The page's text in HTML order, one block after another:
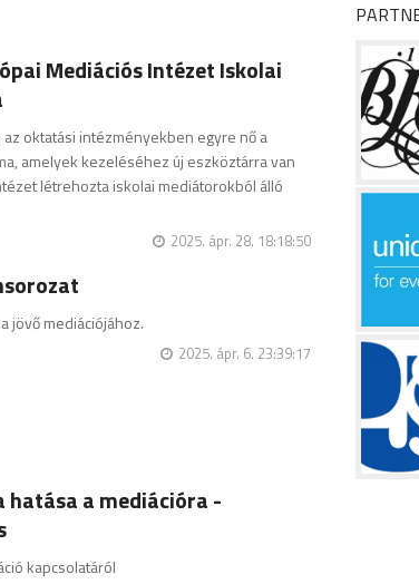
Mediációs Intézet Iskolai
oktatási intézményekben egyre nő a
amelyek kezeléséhez új eszköztárra van
létrehozta iskolai mediátorokból álló
2025. ápr. 28. 18:18:50
jövő mediációjához.
2025. ápr. 6. 23:39:17
hatása a mediációra -
kapcsolatáról